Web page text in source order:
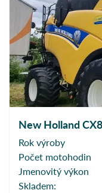
New Holland
Rok výroby
Počet motohodin
Jmenovitý výkon
Skladem: